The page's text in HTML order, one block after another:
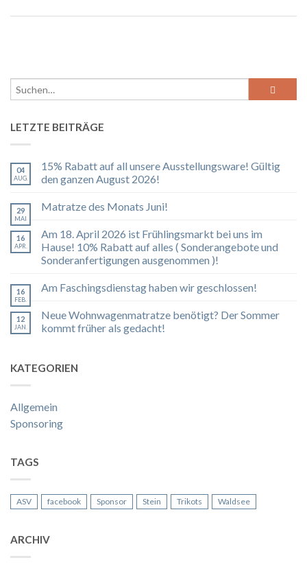
LETZTE BEITRÄGE
04
AUG.
15% Rabatt auf all unsere Ausstellungsware! Gültig
den ganzen August 2026!
29
MAI
Matratze des Monats Juni!
16
APR.
Am 18. April 2026 ist Frühlingsmarkt bei uns im
Hause! 10% Rabatt auf alles ( Sonderangebote und
Sonderanfertigungen ausgenommen )!
16
FEB.
Am Faschingsdienstag haben wir geschlossen!
12
JAN.
Neue Wohnwagenmatratze benötigt? Der Sommer
kommt früher als gedacht!
KATEGORIEN
Allgemein
Sponsoring
TAGS
ASV facebook Sponsor Stein Trikots Waldsee
ARCHIV